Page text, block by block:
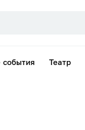
Театр